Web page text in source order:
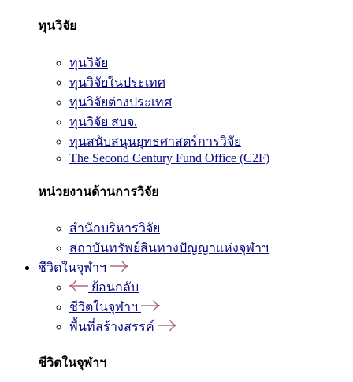
ทุนวิจัย
ทุนวิจัย
ทุนวิจัยในประเทศ
ทุนวิจัยต่างประเทศ
ทุนวิจัย สบจ.
ทุนสนับสนุนยุทธศาสตร์การวิจัย
The Second Century Fund Office (C2F)
หน่วยงานด้านการวิจัย
สำนักบริหารวิจัย
สถาบันทรัพย์สินทางปัญญาแห่งจุฬาฯ
ชีวิตในจุฬาฯ
ย้อนกลับ
ชีวิตในจุฬาฯ
พื้นที่สร้างสรรค์
ชีวิตในจุฬาฯ